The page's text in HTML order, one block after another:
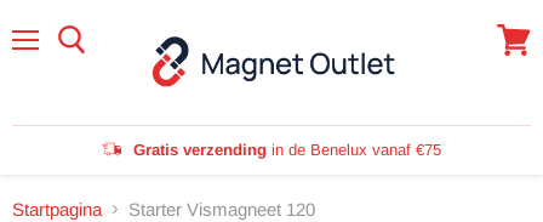
Gratis verzending in de Benelux vanaf €75
Startpagina Starter Vismagneet 120